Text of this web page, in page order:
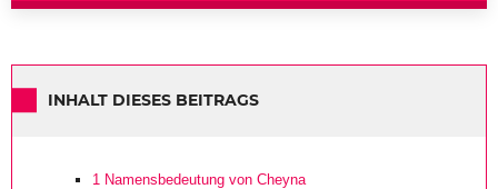
INHALT DIESES BEITRAGS
1 Namensbedeutung von Cheyna